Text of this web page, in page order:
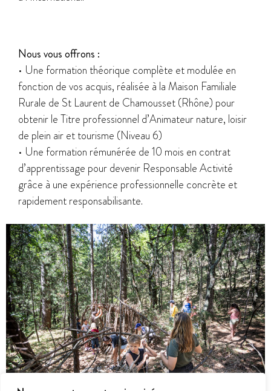
Nous vous offrons :
• Une formation théorique complète et modulée en
fonction de vos acquis, réalisée à la Maison Familiale
Rurale de St Laurent de Chamousset (Rhône) pour
obtenir le Titre professionnel d’Animateur nature, loisir
de plein air et tourisme (Niveau 6)
• Une formation rémunérée de 10 mois en contrat
d’apprentissage pour devenir Responsable Activité
grâce à une expérience professionnelle concrète et
rapidement responsabilisante.